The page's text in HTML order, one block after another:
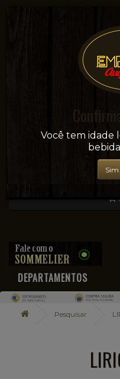
Sua
DEPARTAMENTOS
Pesquisar
Você tem idade
Sim